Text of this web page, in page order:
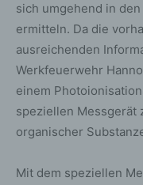
sich umgehend in
ermitteln. Da die
ausreichenden
Werkfeuerwehr
einem
speziellen Messgerät
organischer
Mit dem speziellen